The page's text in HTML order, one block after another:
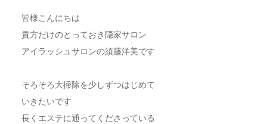
皆様こんにちは
貴方だけのとっておき隠家サロン
アイラッシュサロンの須藤洋美です
そろそろ大掃除を少しずつはじめて
いきたいです
長くエステに通ってくださっている